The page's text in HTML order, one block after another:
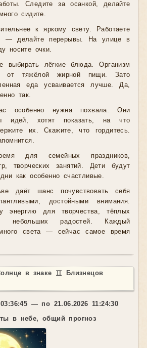
Следите за осанкой, делайте
сидите.
к яркому свету. Работаете
— делайте перерывы. На улице в
носите очки.
лёгкие блюда. Организм
от тяжёлой жирной пищи. Зато
еда усваивается лучше. Да,
так.
особенно нужна похвала. Они
идей, хотят показать, на что
их. Скажите, что гордитесь.
для семейных праздников,
творческих занятий. Дети будут
как особенно счастливые.
даёт шанс почувствовать себя
достойными внимания.
энергию для творчества, тёплых
небольших радостей. Каждый
света — сейчас самое время
в знаке ♊ Близнецов
— по 21.06.2026 11:24:30
в небе, общий прогноз